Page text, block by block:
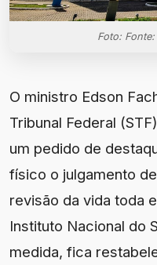
Foto:
O ministro Edson
Tribunal Federal
um pedido de
físico o julgamento
revisão da vida toda
Instituto Nacional do
medida, fica